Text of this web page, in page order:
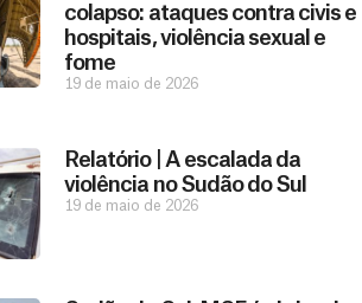
colapso: ataques contra civis e
hospitais, violência sexual e
fome
19 de maio de 2026
Relatório | A escalada da
violência no Sudão do Sul
19 de maio de 2026